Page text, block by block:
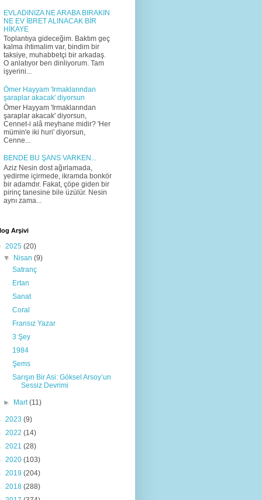
EVLADINIZA NE ARABA BIRAKIN
NE EV İBRET ALINACAK BİR
HİKAYE
Toplantıya gideceğim. Baktım geç
kalma ihtimalim var, bindim bir
taksiye, muhabbetçi bir arkadaş.
O anlatıyor ben dinliyorum. Tam
işyerini...
Ömer Hayyam 'Irmaklarından
şaraplar akacak' diyorsun
Ömer Hayyam 'Irmaklarından
şaraplar akacak' diyorsun,
Cennet-i alâ meyhane midir? 'Her
mümin'e iki huri' diyorsun,
Cenne...
BENDE BU ŞANS VARKEN...
Aziz Nesin dost ağırlamada,
yedirme içirmede, ikramda bonkör
bir adamdır. Fakat, çöpe giden bir
pirinç tanesine bile üzülür. Nesin
aynı zama...
Arşivi
2025 (20)
▼
Nisan(9)
Satranç
Ertan
Sanat
Coral
Fransız Yazar
3 Şey
1984
Şems
Sarışın Bir Asi: Göksel Arsoy’un
Sessiz Devrimi
► Mart(11)
2023 (9)
2022 (14)
2021 (28)
2020 (103)
2019 (204)
2018 (288)